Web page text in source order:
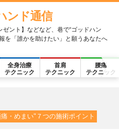
ンド通信
ゼント】などなど、巷で“ゴッドハン
を「誰かを助けたい」と願うあなたへ
全身治療
テクニック
首肩
テクニック
腰痛
テクニック
・めまい"７つの施術ポイント